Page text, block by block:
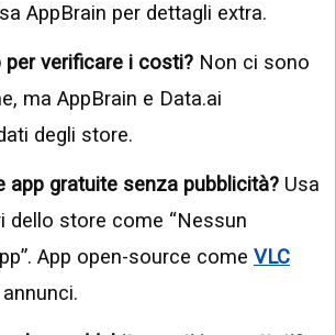
AppBrain per dettagli extra.
per verificare i costi? Non ci sono
ma AppBrain e Data.ai
degli store.
app gratuite senza pubblicità? Usa
dello store come “Nessun
App open-source come VLC